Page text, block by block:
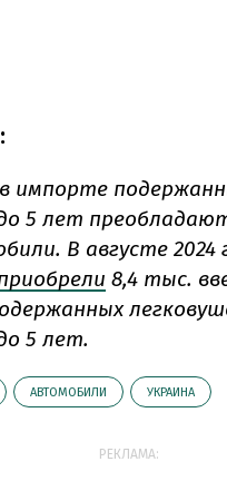
импорте
5 лет
В августе 2024
8,4 тыс.
5 лет.
АВТОМОБИЛИ УКРАИНА
РЕКЛАМА: